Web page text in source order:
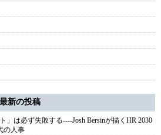
新の投稿
」は必ず失敗する----Josh Bersinが描くHR 2030
の人事